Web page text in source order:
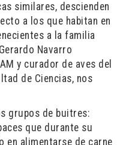
similares, descienden
a los que habitan en
a la familia
Navarro
y curador de aves del
de Ciencias, nos
grupos de buitres:
que durante su
en alimentarse de carne